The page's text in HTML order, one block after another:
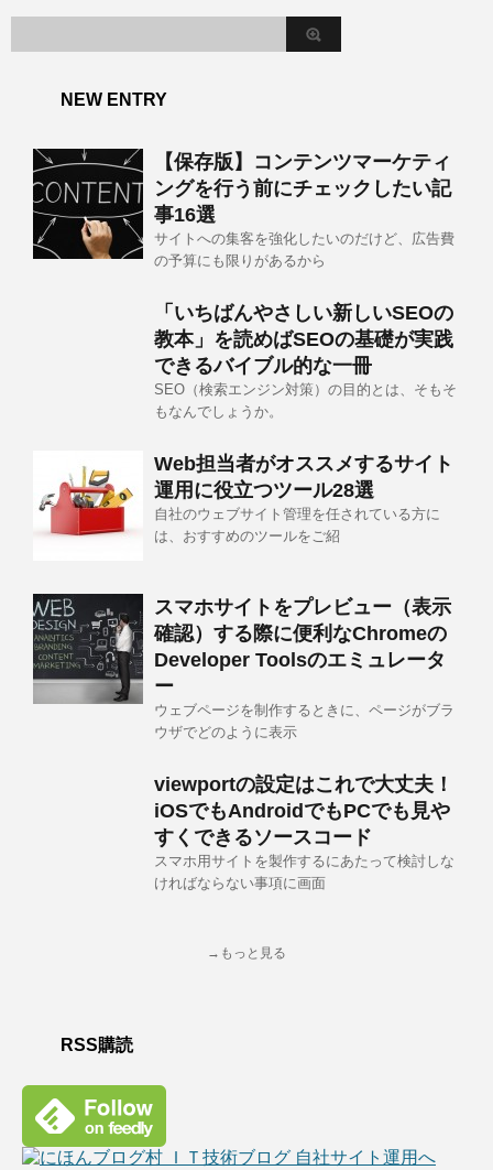
NEW ENTRY
【保存版】コンテンツマーケティ
ングを行う前にチェックしたい記
事16選
サイトへの集客を強化したいのだけど、広告費
の予算にも限りがあるから
「いちばんやさしい新しいSEOの
教本」を読めばSEOの基礎が実践
できるバイブル的な一冊
SEO（検索エンジン対策）の目的とは、そもそ
もなんでしょうか。
Web担当者がオススメするサイト
運用に役立つツール28選
自社のウェブサイト管理を任されている方に
は、おすすめのツールをご紹
スマホサイトをプレビュー（表示
確認）する際に便利なChromeの
Developer Toolsのエミュレータ
ー
ウェブページを制作するときに、ページがブラ
ウザでどのように表示
viewportの設定はこれで大丈夫！
iOSでもAndroidでもPCでも見や
すくできるソースコード
スマホ用サイトを製作するにあたって検討しな
ければならない事項に画面
→もっと見る
RSS購読